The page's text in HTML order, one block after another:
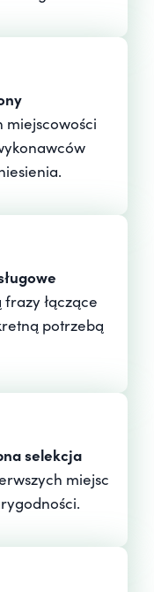
miejscowości
łączące
potrzebą
selekcja
miejsc